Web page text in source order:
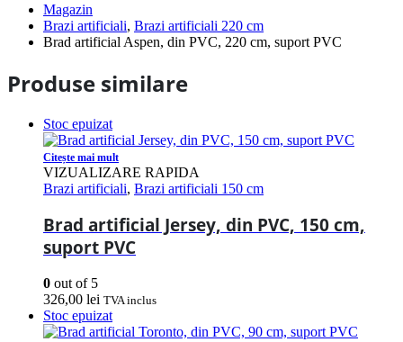
Magazin
Brazi artificiali, Brazi artificiali 220 cm
Brad artificial Aspen, din PVC, 220 cm, suport PVC
Produse similare
Stoc epuizat
Citește mai mult
VIZUALIZARE RAPIDA
Brazi artificiali, Brazi artificiali 150 cm
Brad artificial Jersey, din PVC, 150 cm,
suport PVC
0 out of 5
326,00 lei TVA inclus
Stoc epuizat